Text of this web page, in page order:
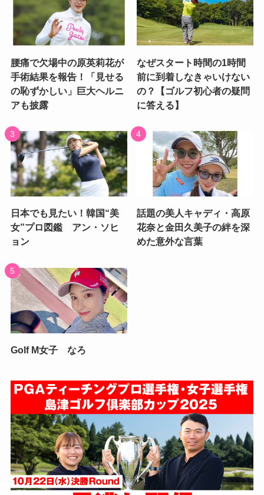
腰痛で欠場中の原英莉花が
手術結果を報告！「見せる
の恥ずかしい」巨大ヘルニ
アも披露
なぜスタート時間の1時間
前に到着しなきゃいけない
の？【ゴルフ初心者の疑問
に答える】
日本でも見たい！韓国“美
女”プロ図鑑 アン・ソヒ
ョン
話題の美人キャディ・高原
花奈と金田久美子の絆を深
めた意外な言葉
Golf M女子 なろ